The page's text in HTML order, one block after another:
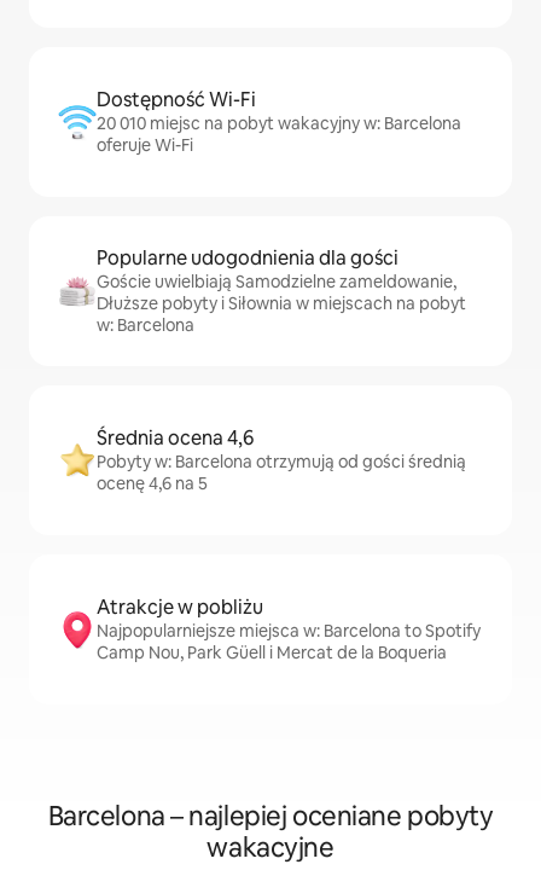
Dostępność Wi-Fi
20 010 miejsc na pobyt wakacyjny w: Barcelona
oferuje Wi-Fi
Popularne udogodnienia dla gości
Goście uwielbiają Samodzielne zameldowanie,
Dłuższe pobyty i Siłownia w miejscach na pobyt
w: Barcelona
Średnia ocena 4,6
Pobyty w: Barcelona otrzymują od gości średnią
ocenę 4,6 na 5
Atrakcje w pobliżu
Najpopularniejsze miejsca w: Barcelona to Spotify
Camp Nou, Park Güell i Mercat de la Boqueria
Barcelona – najlepiej oceniane pobyty
wakacyjne